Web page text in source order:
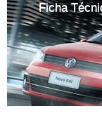
Ficha